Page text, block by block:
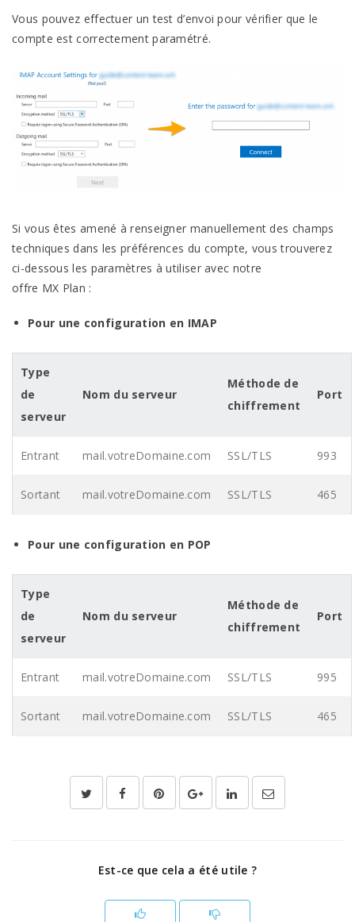
Vous pouvez effectuer un test d’envoi pour vérifier que le
compte est correctement paramétré.
Si vous êtes amené à renseigner manuellement des champs
techniques dans les préférences du compte, vous trouverez
ci-dessous les paramètres à utiliser avec notre
offre MX Plan :
Pour une configuration en IMAP
Type
de
serveur
Nom du serveur
Méthode de
chiffrement
Port
Entrant mail.votreDomaine.com SSL/TLS 993
Sortant mail.votreDomaine.com SSL/TLS 465
Pour une configuration en POP
Type
de
serveur
Nom du serveur
Méthode de
chiffrement
Port
Entrant mail.votreDomaine.com SSL/TLS 995
Sortant mail.votreDomaine.com SSL/TLS 465
Est-ce que cela a été utile ?